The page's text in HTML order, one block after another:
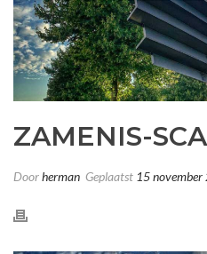
ZAMENIS-
Doorherman Geplaatst 15